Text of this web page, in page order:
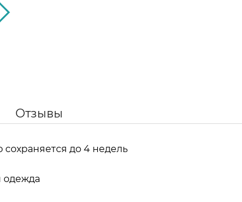
Отзывы
сохраняется до 4 недель
одежда